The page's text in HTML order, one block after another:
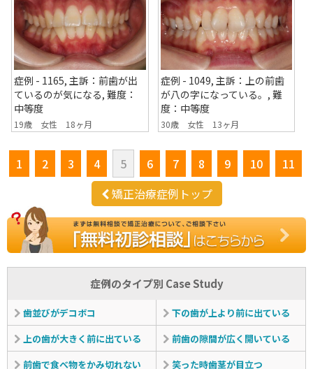
症例 - 1165, 主訴：前歯が出
ているのが気になる, 難度：
中等度
19歳 女性 18ヶ月
症例 - 1049, 主訴：上の前歯
が八の字になっている。, 難
度：中等度
30歳 女性 13ヶ月
1 2 3 4 5 6 7 8 9 10
11
矯正治療症例トップ
症例のタイプ別 Case Study
歯並びがデコボコ
下の歯が上より前に出ている
上の歯が大きく前に出ている
前歯の隙間が広く開いている
前歯で食べ物をかみ切れない
笑った時歯茎が目立つ